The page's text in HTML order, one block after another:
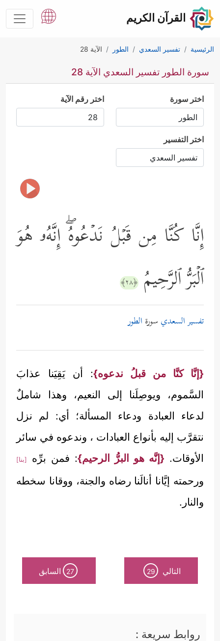
القرآن الكريم
الرئيسية تفسير السعدي الطور الآية 28
سورة الطور تفسير السعدي الآية 28
اختر سورة اختر رقم الآية
اختر التفسير
إِنَّا كُنَّا مِن قَبۡلُ نَدۡعُوهُۖ إِنَّهُۥ هُوَ
ٱلۡبَرُّ ٱلرَّحِیمُ ﴿٢٨﴾
تفسير السعدي سورة الطور
{إنَّا كنَّا من قبلُ ندعوه}: أن يَقِيَنا عذابَ
السَّموم، ويوصِلَنا إلى النعيم، وهذا شاملٌ
لدعاء العبادة ودعاء المسألة؛ أي: لم نزل
نتقرَّب إليه بأنواع العبادات ، وندعوه في سائر
الأوقات. {إنَّه هو البرُّ الرحيم}: فمن برِّه [بنا]
ورحمته إيَّانا أنالَنا رضاه والجنة، ووقانا سخطه
والنار.
التالي 29
27 السابق
روابط سريعة :